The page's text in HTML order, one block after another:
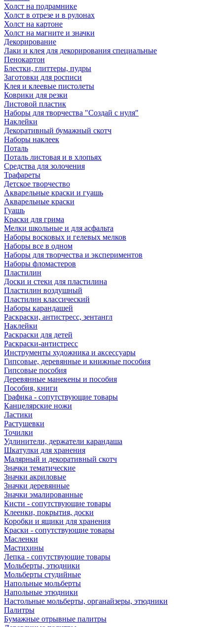
Холст на подрамнике
Холст в отрезе и в рулонах
Холст на картоне
Холст на магните и значки
Декорирование
Лаки и клея для декорирования специальные
Пенокартон
Блестки, глиттеры, пудры
Заготовки для росписи
Клея и клеевые пистолеты
Коврики для резки
Листовой пластик
Наборы для творчества "Создай с нуля"
Наклейки
Декоративный бумажный скотч
Наборы наклеек
Поталь
Поталь листовая и в хлопьях
Средства для золочения
Трафареты
Детское творчество
Акварельные краски и гуашь
Акварельные краски
Гуашь
Краски для грима
Мелки школьные и для асфальта
Наборы восковых и гелевых мелков
Наборы все в одном
Наборы для творчества и экспериментов
Наборы фломастеров
Пластилин
Доски и стеки для пластилина
Пластилин воздушный
Пластилин классический
Наборы карандашей
Раскраски, антистресс, зентангл
Наклейки
Раскраски для детей
Раскраски-антистресс
Инструменты художника и аксессуары
Гипсовые, деревянные и книжные пособия
Гипсовые пособия
Деревянные манекены и пособия
Пособия, книги
Графика - сопутствующие товары
Канцелярские ножи
Ластики
Растушевки
Точилки
Удлинители, держатели карандаша
Шкатулки для хранения
Малярный и декоративный скотч
Значки тематические
Значки акриловые
Значки деревянные
Значки эмалированные
Кисти - сопутствующие товары
Клеенки, покрытия, доски
Коробки и ящики для хранения
Краски - сопутствующие товары
Масленки
Мастихины
Лепка - сопутствующие товары
Мольберты, этюдники
Мольберты студийные
Напольные мольберты
Напольные этюдники
Настольные мольберты, органайзеры, этюдники
Палитры
Бумажные отрывные палитры